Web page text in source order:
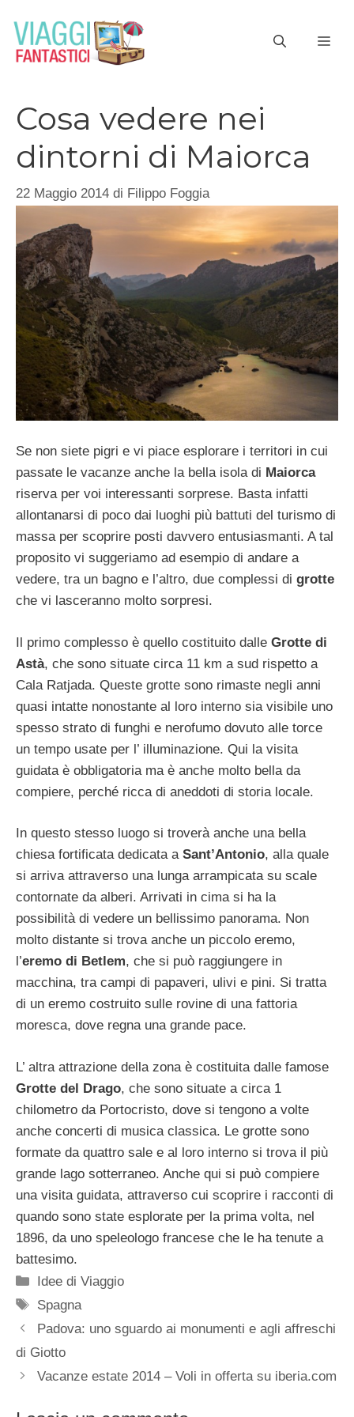
contenuto
Cosa vedere nei
dintorni di Maiorca
22 Maggio 2014 di Filippo Foggia
Se non siete pigri e vi piace esplorare i territori in cui
passate le vacanze anche la bella isola di Maiorca
riserva per voi interessanti sorprese. Basta infatti
allontanarsi di poco dai luoghi più battuti del turismo di
massa per scoprire posti davvero entusiasmanti. A tal
proposito vi suggeriamo ad esempio di andare a
vedere, tra un bagno e l’altro, due complessi di grotte
che vi lasceranno molto sorpresi.
Il primo complesso è quello costituito dalle Grotte di
Astà, che sono situate circa 11 km a sud rispetto a
Cala Ratjada. Queste grotte sono rimaste negli anni
quasi intatte nonostante al loro interno sia visibile uno
spesso strato di funghi e nerofumo dovuto alle torce
un tempo usate per l’ illuminazione. Qui la visita
guidata è obbligatoria ma è anche molto bella da
compiere, perché ricca di aneddoti di storia locale.
In questo stesso luogo si troverà anche una bella
chiesa fortificata dedicata a Sant’Antonio, alla quale
si arriva attraverso una lunga arrampicata su scale
contornate da alberi. Arrivati in cima si ha la
possibilità di vedere un bellissimo panorama. Non
molto distante si trova anche un piccolo eremo,
l’eremo di Betlem, che si può raggiungere in
macchina, tra campi di papaveri, ulivi e pini. Si tratta
di un eremo costruito sulle rovine di una fattoria
moresca, dove regna una grande pace.
L’ altra attrazione della zona è costituita dalle famose
Grotte del Drago, che sono situate a circa 1
chilometro da Portocristo, dove si tengono a volte
anche concerti di musica classica. Le grotte sono
formate da quattro sale e al loro interno si trova il più
grande lago sotterraneo. Anche qui si può compiere
una visita guidata, attraverso cui scoprire i racconti di
quando sono state esplorate per la prima volta, nel
1896, da uno speleologo francese che le ha tenute a
battesimo.
Categorie
Idee di Viaggio
Tag
Spagna
Padova: uno sguardo ai monumenti e agli affreschi
di Giotto
Vacanze estate 2014 – Voli in offerta su iberia.com